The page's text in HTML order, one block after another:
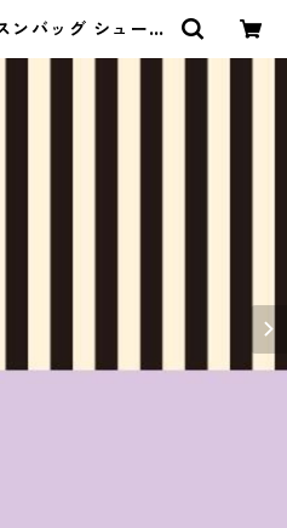
ンバッグ シューズ